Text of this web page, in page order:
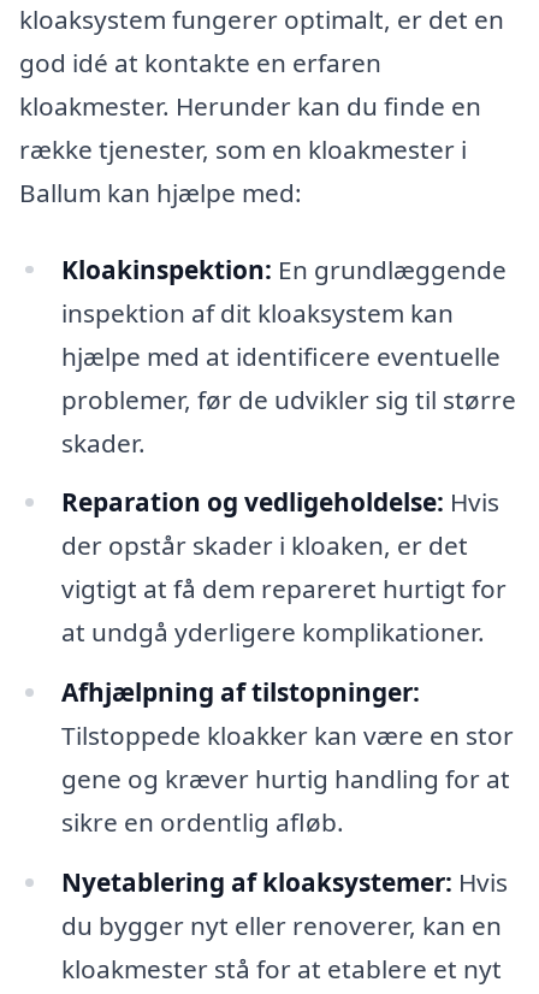
kloaksystem fungerer optimalt, er det en
god idé at kontakte en erfaren
kloakmester. Herunder kan du finde en
række tjenester, som en kloakmester i
Ballum kan hjælpe med:
Kloakinspektion: En grundlæggende
inspektion af dit kloaksystem kan
hjælpe med at identificere eventuelle
problemer, før de udvikler sig til større
skader.
Reparation og vedligeholdelse: Hvis
der opstår skader i kloaken, er det
vigtigt at få dem repareret hurtigt for
at undgå yderligere komplikationer.
Afhjælpning af tilstopninger:
Tilstoppede kloakker kan være en stor
gene og kræver hurtig handling for at
sikre en ordentlig afløb.
Nyetablering af kloaksystemer: Hvis
du bygger nyt eller renoverer, kan en
kloakmester stå for at etablere et nyt